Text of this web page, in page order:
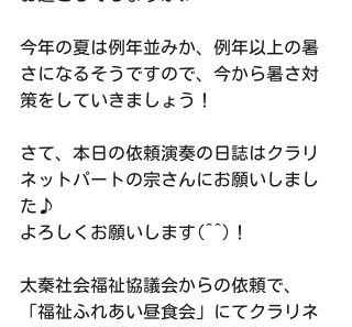
今年の夏は例年並みか、例年以上の暑
さになるそうですので、今から暑さ対
策をしていきましょう！
さて、本日の依頼演奏の日誌はクラリ
ネットパートの宗さんにお願いしまし
た♪
よろしくお願いします(^^)！
太秦社会福祉協議会からの依頼で、
「福祉ふれあい昼食会」にてクラリネ